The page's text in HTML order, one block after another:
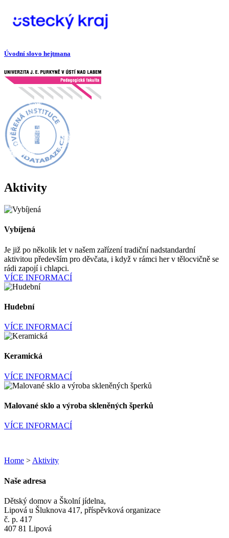
Úvodní slovo hejtmana
Aktivity
Vybíjená
Je již po několik let v našem zařízení tradiční nadstandardní
aktivitou především pro děvčata, i když v rámci her v tělocvičně se
rádi zapojí i chlapci.
VÍCE INFORMACÍ
Hudební
VÍCE INFORMACÍ
Keramická
VÍCE INFORMACÍ
Malované sklo a výroba skleněných šperků
VÍCE INFORMACÍ
Home > Aktivity
Naše adresa
Dětský domov a Školní jídelna,
Lipová u Šluknova 417, příspěvková organizace
č. p. 417
407 81 Lipová